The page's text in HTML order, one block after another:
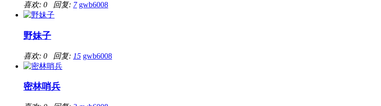
喜欢: 0 回复: 7 gwb6008
野妹子
喜欢: 0 回复: 15 gwb6008
密林哨兵